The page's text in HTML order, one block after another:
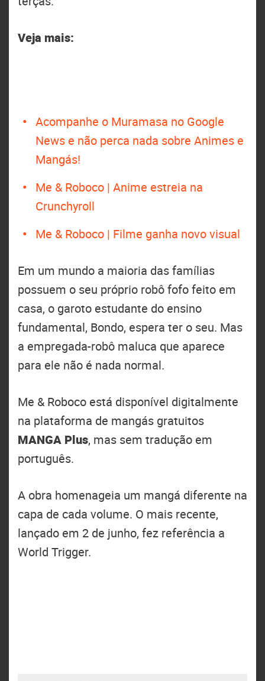
Veja mais:
Acompanhe o Muramasa no Google
News e não perca nada sobre Animes e
Mangás!
Me & Roboco | Anime estreia na
Crunchyroll
Me & Roboco | Filme ganha novo visual
Em um mundo a maioria das famílias
possuem o seu próprio robô fofo feito em
casa, o garoto estudante do ensino
fundamental, Bondo, espera ter o seu. Mas
a empregada-robô maluca que aparece
para ele não é nada normal.
Me & Roboco está disponível digitalmente
na plataforma de mangás gratuitos
MANGA Plus, mas sem tradução em
português.
A obra homenageia um mangá diferente na
capa de cada volume. O mais recente,
lançado em 2 de junho, fez referência a
World Trigger.